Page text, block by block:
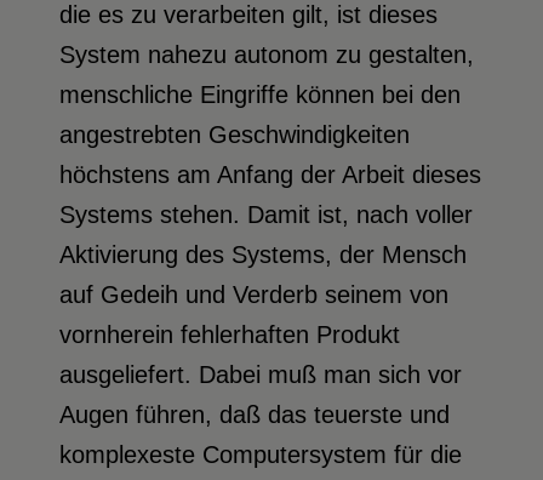
die es zu verarbeiten gilt, ist dieses
System nahezu autonom zu gestalten,
menschliche Eingriffe können bei den
angestrebten Geschwindigkeiten
höchstens am Anfang der Arbeit dieses
Systems stehen. Damit ist, nach voller
Aktivierung des Systems, der Mensch
auf Gedeih und Verderb seinem von
vornherein fehlerhaften Produkt
ausgeliefert. Dabei muß man sich vor
Augen führen, daß das teuerste und
komplexeste Computersystem für die